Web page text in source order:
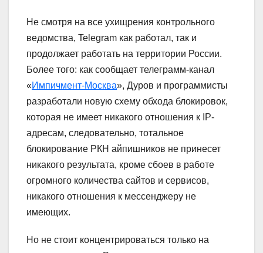
Не смотря на все ухищрения контрольного
ведомства, Telegram как работал, так и
продолжает работать на территории России.
Более того: как сообщает телеграмм-канал
«Импичмент-Москва», Дуров и программисты
разработали новую схему обхода блокировок,
которая не имеет никакого отношения к IP-
адресам, следовательно, тотальное
блокирование РКН айпишников не принесет
никакого результата, кроме сбоев в работе
огромного количества сайтов и сервисов,
никакого отношения к мессенджеру не
имеющих.
Но не стоит концентрироваться только на